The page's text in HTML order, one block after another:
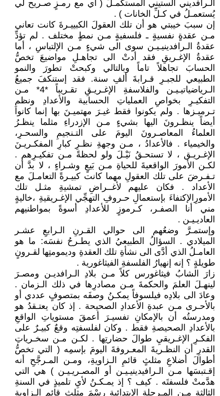
الـرافديني الستيني المستكمـلَ ( أي مع رمـزٍ صـريح لي
يُستعمـلُ في كـلِّ الخانات ) .
إن سببَ خيبتي هو أن تلك العقولَ الكبييـرةَ كانت تعاني
مـن عقدةٍ نفسيةٍ ـ فلسفيةٍ مـن نمطٍ مختلف . لم تؤدِّ
عقدةُ الـرافدينيـيـن سوى الى شيءٍ مـن الإلتباسِ ، أما
عقدةُ الإغـريقِ فقد أدتْ الى تجاهـلِ مواضيعَ تخصُّ
الحسابَ تجاهلاً تاماً وبالتالي وكبحتْ تطورَ والنمو
الطبيعي للجبـرِ قـرابةَ ألفِ سنة. فقد إستنكفَ جميعُ
الـرياضياتيـيـن والفلاسفةِ الإغـريـقِ تقـريباً *4* مـن
التفكيـرِ بخواصِ العملياتِ الحسابية والأعدادِ ونظمِ
تـرميـزها . ولم يكونوا فقط غيـرَ مهتميـنَ بها إنما كانوا
أيضاً ينظـرونَ اليها بشيءٍ مـن الإزدراءِ مثلما ينظـرُ
العلماءُ المعاصـرونَ اليومَ على التـنجيمِ والسحـرِ،
والخيمياء . فالأعدادُ ، مـن وجهةِ نظـرِ كبارِ المفكـريـنَ
الإغـريـق ، لا تستحـقُ نَيْـلَ ولو لحظةً مـن تفكيـرِهم .
لكـن الأمورَ الواقعيةَ للحياةِ مـن بَيعٍ وشـراءٍ ، لا بدَّ أن
تـفـرضَ على تلك العقولِ مهما كانت كبيـرةً التعامـلَ مع
الأعداد . فكان عليهم لأغــراضِ تمشيةِ مثـل تلك
الأمورِالإكتفاءَ بإستعمالِ حـروفِ التهجِّي الإغـريقيةِ ،خاليةٍ
مني أنا الصفـر، كـرموزٍ للأعدادِ أسوةً بمواطنيهم
العاديـيـن .
وإستمـرَّ وضعُهم الى حوالي القـرنِ الـرابعِ عشـر
الميلادي . السؤالُ الطبيعيُ الذي يطـرحُ نفسَه: ما هو
العامـلُ الذي أدَّى الى نشأةِ تلك العقدةِ وديمومتِها لقـرونٍ
طويلةٍ ؟ إنه إنهيارُ الفلسفةِ الفيثاغورية .
زارَ الشابُ فيثاغورس كلاً مـن بلادِ الـرافديـن ومصـرَ
لينهـلَ العلمَ والحكمةَ مـن مصادرِها في ذلك الـزمان .
وعادَ الى بلادِه فيلسوفاً يمكـنُ وصفَه بمتصوفٍ عددي أو
بالأحـرى مـن عبدةِ الأعدادِ الصحيحة . إذ كان يعتـقدُ هو
ومدرستُه أن بالإمكانِ تفسيـرَ أعمقَ مستوياتِ الواقعِ
بالأعدادِ الصحيصةِ فقط . وكان لفلسفتِه وقعٌ كبيـرٌ على
الفكـرِ الإغـريقيِ طوالَ حضارتِها . لكـن مـن سخـرياتِ
القدرِ أن النظـريةَ المعـروفةَ اليومَ بإسمِه ( التي تخصُّ
أطوالَ أضلاعِ مثلثٍ قائمِ الـزاويةِ، ومـن المـرجَّحِ أنه
إقـتبسَها مـن الـرافيدينيـيـن أو المصـريـيـن ) هي التي
هدَّمتْ فلسفتَه . كيف ؟ إذ يمـكـنُ لأيِ تلميذٍ في السنةِ
الثالثةِ مـن المـرحلةِ الإبتدائيةِ رسْمَ مثلثٍ قائمِ الـزاويةِ